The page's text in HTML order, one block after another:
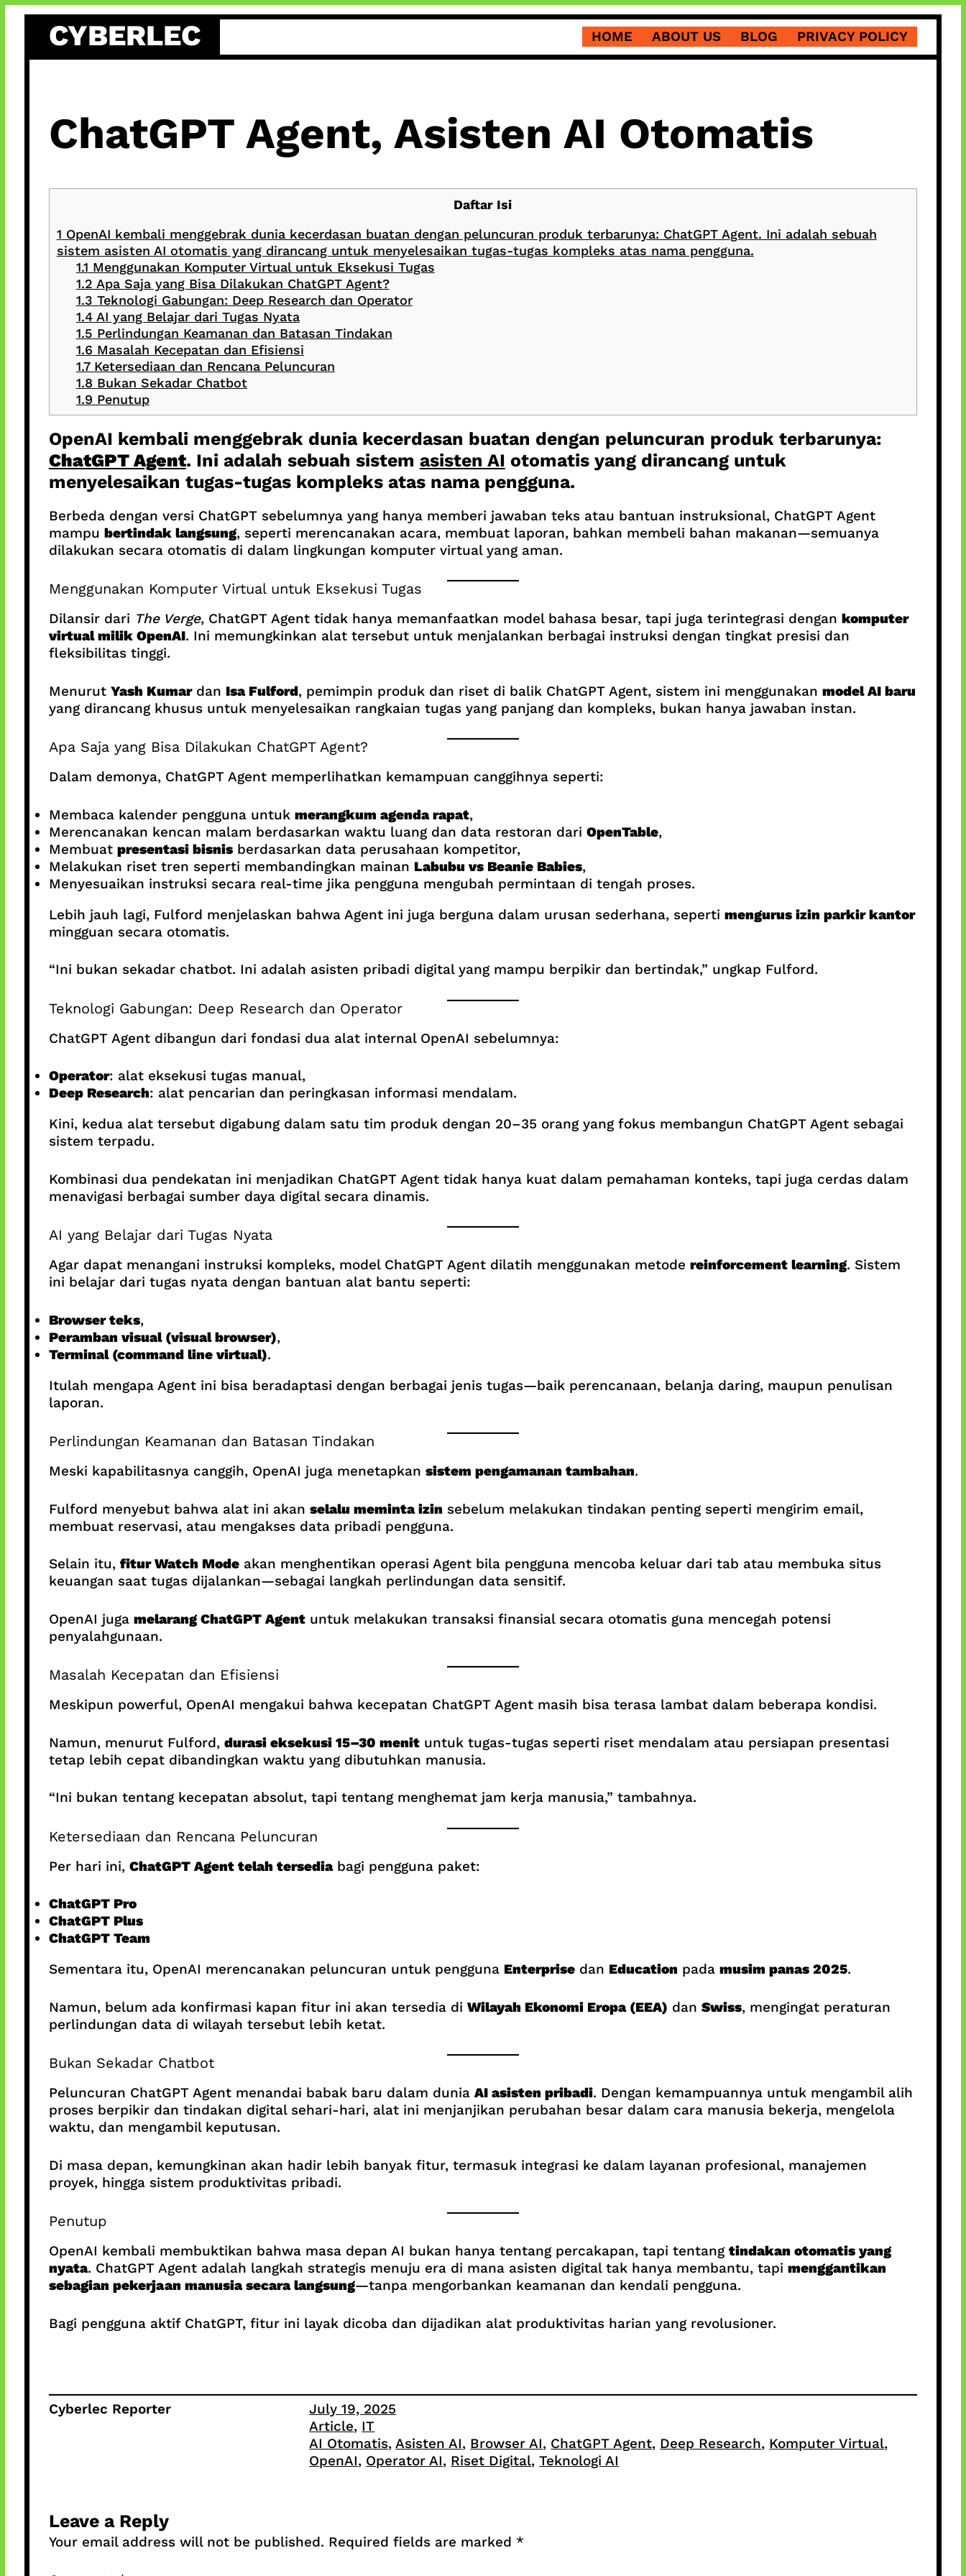
content
CYBERLEC HOME ABOUT US BLOG PRIVACY POLICY
ChatGPT Agent, Asisten AI Otomatis
Daftar Isi
1 OpenAI kembali menggebrak dunia kecerdasan buatan dengan peluncuran produk terbarunya: ChatGPT Agent. Ini adalah sebuah
sistem asisten AI otomatis yang dirancang untuk menyelesaikan tugas-tugas kompleks atas nama pengguna.
1.1 Menggunakan Komputer Virtual untuk Eksekusi Tugas
1.2 Apa Saja yang Bisa Dilakukan ChatGPT Agent?
1.3 Teknologi Gabungan: Deep Research dan Operator
1.4AI yang Belajar dari Tugas Nyata
1.5 Perlindungan Keamanan dan Batasan Tindakan
1.6 Masalah Kecepatan dan Efisiensi
1.7Ketersediaan dan Rencana Peluncuran
1.8 Bukan Sekadar Chatbot
1.9 Penutup
OpenAI kembali menggebrak dunia kecerdasan buatan dengan peluncuran produk terbarunya:
ChatGPT Agent. Ini adalah sebuah sistem asisten AI otomatis yang dirancang untuk
menyelesaikan tugas-tugas kompleks atas nama pengguna.
Berbeda dengan versi ChatGPT sebelumnya yang hanya memberi jawaban teks atau bantuan instruksional, ChatGPT Agent
mampu bertindak langsung, seperti merencanakan acara, membuat laporan, bahkan membeli bahan makanan—semuanya
dilakukan secara otomatis di dalam lingkungan komputer virtual yang aman.
Menggunakan Komputer Virtual untuk Eksekusi Tugas
Dilansir dari The Verge, ChatGPT Agent tidak hanya memanfaatkan model bahasa besar, tapi juga terintegrasi dengan komputer
virtual milik OpenAI. Ini memungkinkan alat tersebut untuk menjalankan berbagai instruksi dengan tingkat presisi dan
fleksibilitas tinggi.
Menurut Yash Kumardan Isa Fulford, pemimpin produk dan riset di balik ChatGPT Agent, sistem ini menggunakan model AI baru
yang dirancang khusus untuk menyelesaikan rangkaian tugas yang panjang dan kompleks, bukan hanya jawaban instan.
Apa Saja yang Bisa Dilakukan ChatGPT Agent?
Dalam demonya, ChatGPT Agent memperlihatkan kemampuan canggihnya seperti:
Membaca kalender pengguna untuk merangkum agenda rapat,
Merencanakan kencan malam berdasarkan waktu luang dan data restoran dari OpenTable,
Membuat presentasi bisnisberdasarkan data perusahaan kompetitor,
Melakukan riset tren seperti membandingkan mainan Labubu vs Beanie Babies,
Menyesuaikan instruksi secara real-time jika pengguna mengubah permintaan di tengah proses.
Lebih jauh lagi, Fulford menjelaskan bahwa Agent ini juga berguna dalam urusan sederhana, seperti mengurus izin parkir kantor
mingguan secara otomatis.
“Ini bukan sekadar chatbot. Ini adalah asisten pribadi digital yang mampu berpikir dan bertindak,” ungkap Fulford.
Teknologi Gabungan: Deep Research dan Operator
ChatGPT Agent dibangun dari fondasi dua alat internal OpenAI sebelumnya:
Operator: alat eksekusi tugas manual,
Deep Research: alat pencarian dan peringkasan informasi mendalam.
Kini, kedua alat tersebut digabung dalam satu tim produk dengan 20–35 orang yang fokus membangun ChatGPT Agent sebagai
sistem terpadu.
Kombinasi dua pendekatan ini menjadikan ChatGPT Agent tidak hanya kuat dalam pemahaman konteks, tapi juga cerdas dalam
menavigasi berbagai sumber daya digital secara dinamis.
AI yang Belajar dari Tugas Nyata
Agar dapat menangani instruksi kompleks, model ChatGPT Agent dilatih menggunakan metode reinforcement learning. Sistem
ini belajar dari tugas nyata dengan bantuan alat bantu seperti:
Browser teks,
Peramban visual (visual browser),
Terminal (command line virtual).
Itulah mengapa Agent ini bisa beradaptasi dengan berbagai jenis tugas—baik perencanaan, belanja daring, maupun penulisan
laporan.
Perlindungan Keamanan dan Batasan Tindakan
Meski kapabilitasnya canggih, OpenAI juga menetapkan sistem pengamanan tambahan.
Fulford menyebut bahwa alat ini akan selalu meminta izin sebelum melakukan tindakan penting seperti mengirim email,
membuat reservasi, atau mengakses data pribadi pengguna.
Selain itu, fitur Watch Modeakan menghentikan operasi Agent bila pengguna mencoba keluar dari tab atau membuka situs
keuangan saat tugas dijalankan—sebagai langkah perlindungan data sensitif.
OpenAI juga melarang ChatGPT Agentuntuk melakukan transaksi finansial secara otomatis guna mencegah potensi
penyalahgunaan.
Masalah Kecepatan dan Efisiensi
Meskipun powerful, OpenAI mengakui bahwa kecepatan ChatGPT Agent masih bisa terasa lambat dalam beberapa kondisi.
Namun, menurut Fulford, durasi eksekusi 15–30 menituntuk tugas-tugas seperti riset mendalam atau persiapan presentasi
tetap lebih cepat dibandingkan waktu yang dibutuhkan manusia.
“Ini bukan tentang kecepatan absolut, tapi tentang menghemat jam kerja manusia,” tambahnya.
Ketersediaan dan Rencana Peluncuran
Per hari ini, ChatGPT Agent telah tersediabagi pengguna paket:
ChatGPT Pro
ChatGPT Plus
ChatGPT Team
Sementara itu, OpenAI merencanakan peluncuran untuk pengguna Enterprisedan Education pada musim panas 2025.
Namun, belum ada konfirmasi kapan fitur ini akan tersedia di Wilayah Ekonomi Eropa (EEA) dan Swiss, mengingat peraturan
perlindungan data di wilayah tersebut lebih ketat.
Bukan Sekadar Chatbot
Peluncuran ChatGPT Agent menandai babak baru dalam dunia AI asisten pribadi. Dengan kemampuannya untuk mengambil alih
proses berpikir dan tindakan digital sehari-hari, alat ini menjanjikan perubahan besar dalam cara manusia bekerja, mengelola
waktu, dan mengambil keputusan.
Di masa depan, kemungkinan akan hadir lebih banyak fitur, termasuk integrasi ke dalam layanan profesional, manajemen
proyek, hingga sistem produktivitas pribadi.
Penutup
OpenAI kembali membuktikan bahwa masa depan AI bukan hanya tentang percakapan, tapi tentang tindakan otomatis yang
nyata. ChatGPT Agent adalah langkah strategis menuju era di mana asisten digital tak hanya membantu, tapi menggantikan
sebagian pekerjaan manusia secara langsung—tanpa mengorbankan keamanan dan kendali pengguna.
Bagi pengguna aktif ChatGPT, fitur ini layak dicoba dan dijadikan alat produktivitas harian yang revolusioner.
Cyberlec Reporter
July 19, 2025
Article, IT
AI Otomatis, Asisten AI, Browser AI, ChatGPT Agent, Deep Research, Komputer Virtual
OpenAI, Operator AI, Riset Digital, Teknologi AI
Leave a Reply
Your email address will not be published. Required fields are marked *